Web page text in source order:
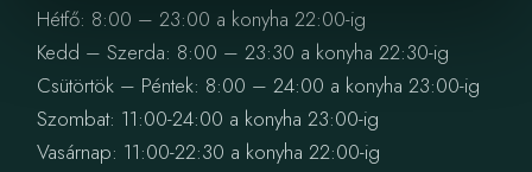
Hétfő: 8:00 – 23:00 a konyha 22:00-ig
Kedd – Szerda: 8:00 – 23:30 a konyha 22:30-ig
Csütörtök – Péntek: 8:00 – 24:00 a konyha 23:00-ig
Szombat: 11:00-24:00 a konyha 23:00-ig
Vasárnap: 11:00-22:30 a konyha 22:00-ig